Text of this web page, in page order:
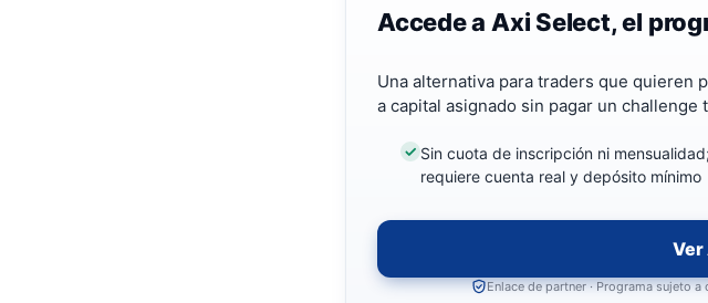
Accede a Axi Select, el
Una alternativa para traders que quieren
a capital asignado sin pagar un challenge
Sin cuota de inscripción ni mensualidad;
requiere cuenta real y depósito mínimo
Ver
Enlace de partner · Programa sujeto